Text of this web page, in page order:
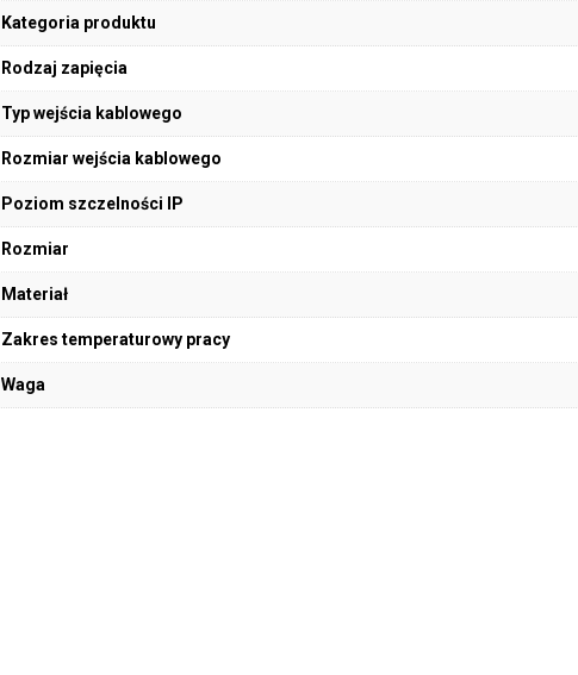
Kategoria produktu
Rodzaj zapięcia
Typ wejścia kablowego
Rozmiar wejścia kablowego
Poziom szczelności IP
Rozmiar
Materiał
Zakres temperaturowy pracy
Waga